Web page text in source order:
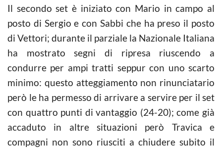
Il secondo set è iniziato con Mario in campo al
posto di Sergio e con Sabbi che ha preso il posto
di Vettori; durante il parziale la Nazionale Italiana
ha mostrato segni di ripresa riuscendo a
condurre per ampi tratti seppur con uno scarto
minimo: questo atteggiamento non rinunciatario
però le ha permesso di arrivare a servire per il set
con quattro punti di vantaggio (24-20); come già
accaduto in altre situazioni però Travica e
compagni non sono riusciti a chiudere subito il